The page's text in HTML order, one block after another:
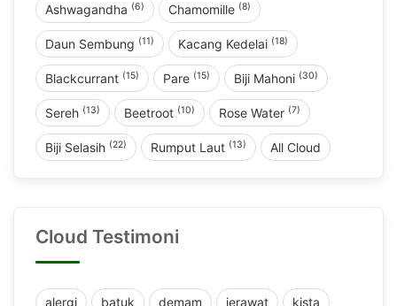
Ashwagandha (6) Chamomille (8)
Daun Sembung (11) Kacang Kedelai (18)
Blackcurrant (15) Pare (15) Biji Mahoni (30)
Sereh (13) Beetroot (10) Rose Water (7)
Biji Selasih (22) Rumput Laut (13) All Cloud
Cloud Testimoni
alergi batuk demam jerawat kista